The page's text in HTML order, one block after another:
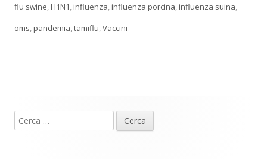
flu swine,H1N1,influenza,influenza porcina,influenza suina,
oms,pandemia,tamiflu,Vaccini
Barra
laterale
Ricerca
per: